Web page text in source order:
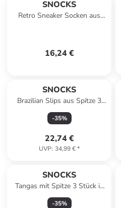
SNOCKS
Retro Sneaker Socken aus
16,24 €
SNOCKS
Brazilian Slips aus Spitze 3
Stück in Schwarz
-35%
22,74 €
UVP: 34,99 €*
SNOCKS
Tangas mit Spitze 3 Stück in
Mix (Mauve/Weinrot/Schwarz)
-35%